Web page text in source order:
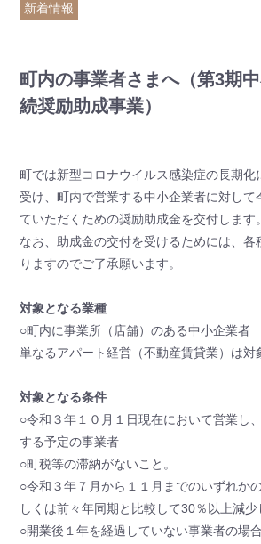
新着情報
町内の事業者さまへ（第3期
続奨励助成事業）
町では新型コロナウイルス感染症の長期化
受け、町内で営業する中小企業者に対して
ていただくための奨励助成金を交付します。
なお、助成金の交付を受けるためには、各
りますのでご了承願います。
対象となる業種
○町内に事業所（店舗）のある中小企業者
単なるアパート経営（不動産賃貸業）は対
対象となる条件
○令和３年１０月１日現在において営業し
する予定の事業者
○町税等の滞納がないこと。
○令和３年７月から１１月までのいずれか
しくは前々年同期と比較して30％以上減少
○開業後１年を経過していない事業者の場